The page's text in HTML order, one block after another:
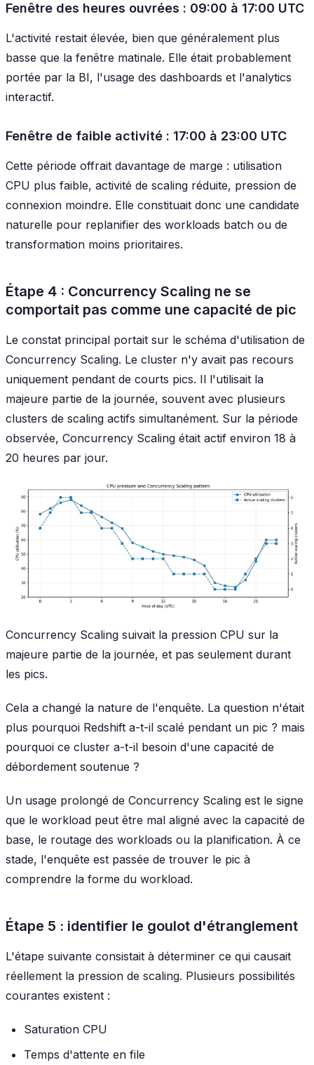
Fenêtre des heures ouvrées : 09:00 à 17:00 UTC
L'activité restait élevée, bien que généralement plus
basse que la fenêtre matinale. Elle était probablement
portée par la BI, l'usage des dashboards et l'analytics
interactif.
Fenêtre de faible activité : 17:00 à 23:00 UTC
Cette période offrait davantage de marge : utilisation
CPU plus faible, activité de scaling réduite, pression de
connexion moindre. Elle constituait donc une candidate
naturelle pour replanifier des workloads batch ou de
transformation moins prioritaires.
Étape 4 : Concurrency Scaling ne se
comportait pas comme une capacité de pic
Le constat principal portait sur le schéma d'utilisation de
Concurrency Scaling. Le cluster n'y avait pas recours
uniquement pendant de courts pics. Il l'utilisait la
majeure partie de la journée, souvent avec plusieurs
clusters de scaling actifs simultanément. Sur la période
observée, Concurrency Scaling était actif environ 18 à
20 heures par jour.
Concurrency Scaling suivait la pression CPU sur la
majeure partie de la journée, et pas seulement durant
les pics.
Cela a changé la nature de l'enquête. La question n'était
plus pourquoi Redshift a-t-il scalé pendant un pic ? mais
pourquoi ce cluster a-t-il besoin d'une capacité de
débordement soutenue ?
Un usage prolongé de Concurrency Scaling est le signe
que le workload peut être mal aligné avec la capacité de
base, le routage des workloads ou la planification. À ce
stade, l'enquête est passée de trouver le pic à
comprendre la forme du workload.
Étape 5 : identifier le goulot d'étranglement
L'étape suivante consistait à déterminer ce qui causait
réellement la pression de scaling. Plusieurs possibilités
courantes existent :
Saturation CPU
Temps d'attente en file